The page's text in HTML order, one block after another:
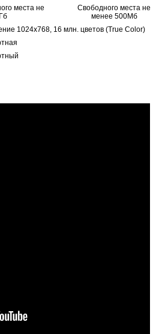
места не
Свободного места не
менее 500Мб
1024х768, 16 млн. цветов (True Color)